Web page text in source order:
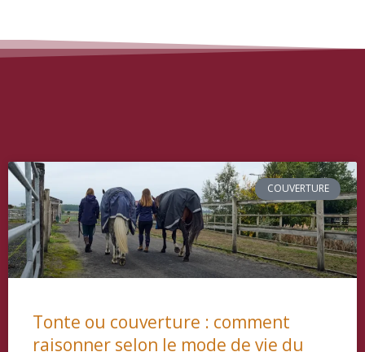
COUVERTURE
Tonte ou couverture : comment
raisonner selon le mode de vie du
g
e
g
e
g
e
a
g
e
a
g
e